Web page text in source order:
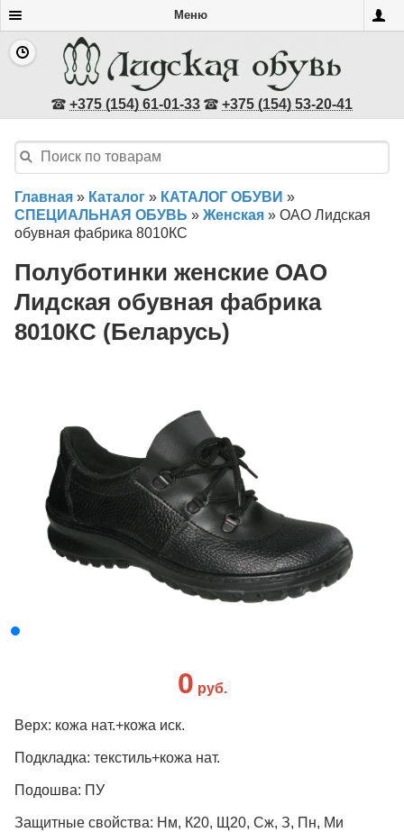
Меню
+375 (154) 61-01-33 +375 (154) 53-20-41
Главная » Каталог » КАТАЛОГ ОБУВИ »
СПЕЦИАЛЬНАЯ ОБУВЬ » Женская » ОАО Лидская
обувная фабрика 8010КС
Полуботинки женские ОАО
Лидская обувная фабрика
8010КС (Беларусь)
0 руб.
Верх: кожа нат.+кожа иск.
Подкладка: текстиль+кожа нат.
Подошва: ПУ
Защитные свойства: Нм, К20, Щ20, Сж, З, Пн, Ми